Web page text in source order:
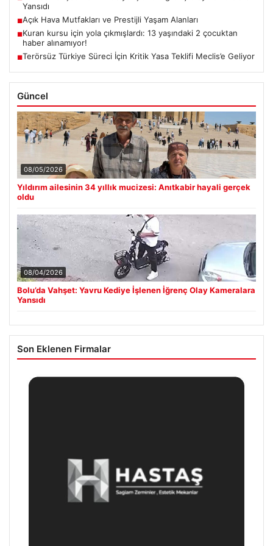
Yansıdı
■Açık Hava Mutfakları ve Prestijli Yaşam Alanları
■Kuran kursu için yola çıkmışlardı: 13 yaşındaki 2 çocuktan
haber alınamıyor!
■Terörsüz Türkiye Süreci İçin Kritik Yasa Teklifi Meclis’e Geliyor
Güncel
08/05/2026
Yıldırım ailesinin 34 yıllık mucizesi: Anıtkabir hayali gerçek
oldu
08/04/2026
Bolu’da Vahşet: Yavru Kediye İşlenen İğrenç Olay Kameralara
Yansıdı
Son Eklenen Firmalar